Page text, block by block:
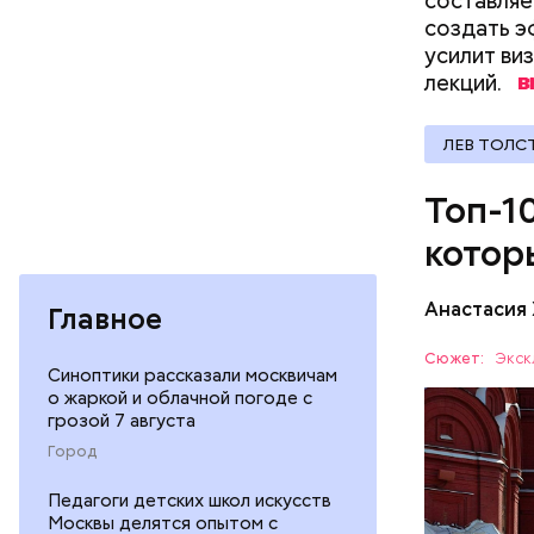
Главное
Синоптики рассказали москвичам
о жаркой и облачной погоде с
грозой 7 августа
Город
Педагоги детских школ искусств
Москвы делятся опытом с
создать
усилит
лекций.
ЛЕВ
Топ-
Сюжет:
Красная
столицы.
чтобы
России. С
году
в состав
ОТДЫХ
очередь.